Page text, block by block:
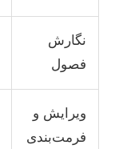
نگارش
فصول
ویرایش و
فرمت‌بندی